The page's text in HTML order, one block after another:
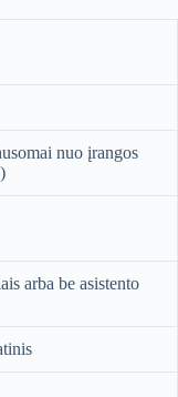
nuo įrangos
arba be asistento